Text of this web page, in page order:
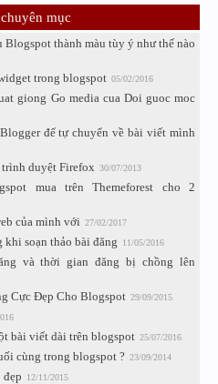
mục
Blogspot thành màu tùy ý như thế nào
trong blogspot 05/02/2016
giong Go media cua Doi guoc moc
để tự chuyển về bài viết mình
duyệt Firefox 30/07/2013
mua trên Themeforest cho 2
của mình với 27/02/2017
soạn thảo bài đăng 11/05/2016
và thời gian đăng bị chồng lên
Cực Đẹp Cho Blogspot 29/09/2015
bài viết dài trên blogspot 25/07/2016
cùng trong blogspot ? 23/09/2014
đẹp 12/11/2015